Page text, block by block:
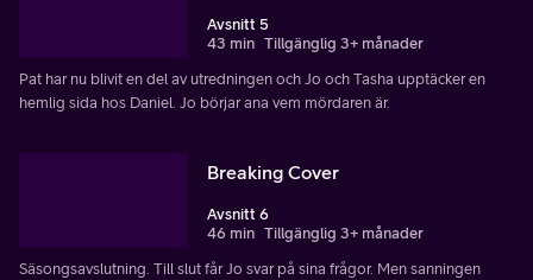
Avsnitt 5
43 min Tillgänglig 3+ månader
Pat har nu blivit en del av utredningen och Jo och Tasha upptäcker en
hemlig sida hos Daniel. Jo börjar ana vem mördaren är.
Breaking Cover
Avsnitt 6
46 min Tillgänglig 3+ månader
Säsongsavslutning. Till slut får Jo svar på sina frågor. Men sanningen